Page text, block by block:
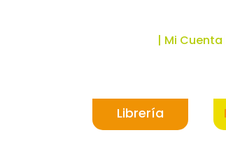
| Mi Cuenta
Librería